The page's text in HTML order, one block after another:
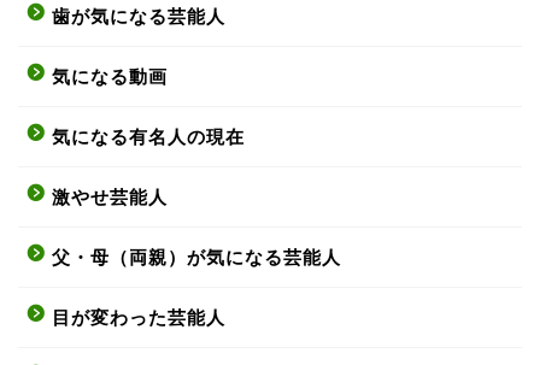
歯が気になる芸能人
気になる動画
気になる有名人の現在
激やせ芸能人
父・母（両親）が気になる芸能人
目が変わった芸能人